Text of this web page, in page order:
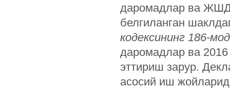
даромадлар ва
белгиланган
кодексининг 186-
даромадлар ва
эттириш зарур.
асосий иш